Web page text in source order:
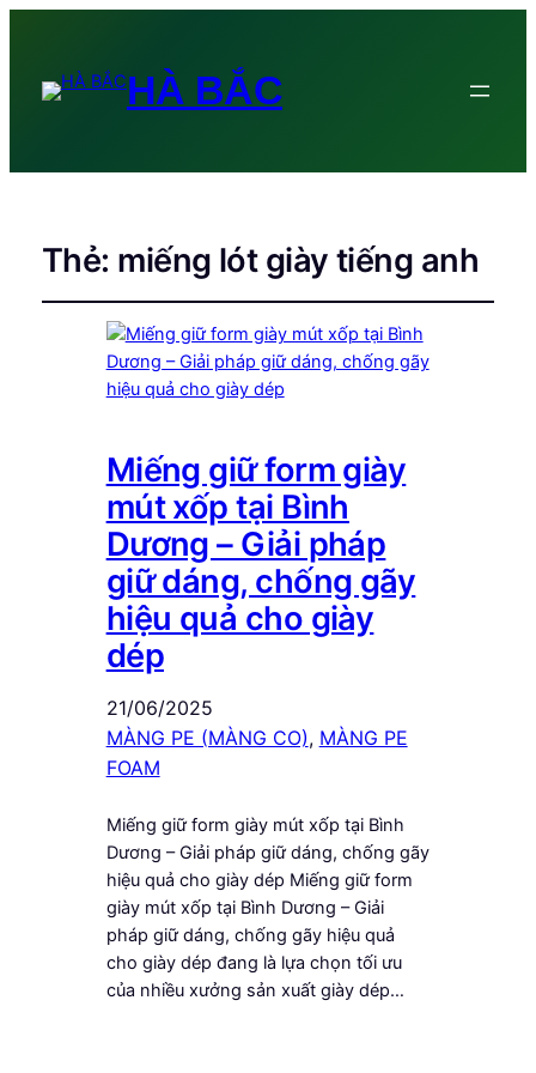
HÀ BẮC
Thẻ: miếng lót giày tiếng anh
Miếng giữ form giày
mút xốp tại Bình
Dương – Giải pháp
giữ dáng, chống gãy
hiệu quả cho giày
dép
21/06/2025
MÀNG PE (MÀNG CO), MÀNG PE
FOAM
Miếng giữ form giày mút xốp tại Bình
Dương – Giải pháp giữ dáng, chống gãy
hiệu quả cho giày dép Miếng giữ form
giày mút xốp tại Bình Dương – Giải
pháp giữ dáng, chống gãy hiệu quả
cho giày dép đang là lựa chọn tối ưu
của nhiều xưởng sản xuất giày dép…